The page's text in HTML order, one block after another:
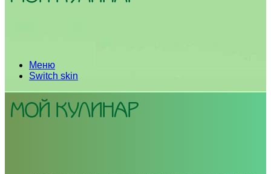
Меню
Switch skin